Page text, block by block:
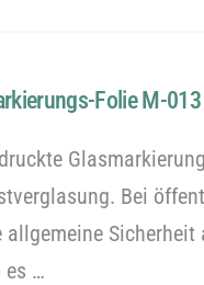
Folie M-013
Bei
allgemeine Sicherheit
es …